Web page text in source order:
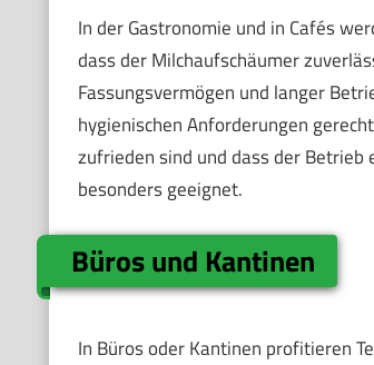
In der Gastronomie und in Cafés
dass der Milchaufschäumer
Fassungsvermögen und langer
hygienischen Anforderungen
zufrieden sind und dass der
besonders geeignet.
Büros und Kantinen
In Büros oder Kantinen profitieren